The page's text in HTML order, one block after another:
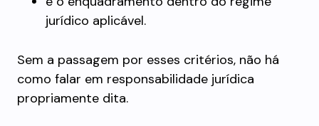
jurídico aplicável.
Sem a passagem por esses critérios, não há
como falar em responsabilidade jurídica
propriamente dita.